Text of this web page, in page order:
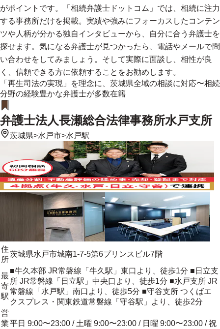
がポイントです。「相続弁護士ドットコム」では、相続に注力
する事務所だけを掲載。実績や強みにフォーカスしたコンテン
ツや人柄が分かる独自インタビューから、自分に合う弁護士を
探せます。気になる弁護士が見つかったら、電話やメールで問
い合わせをしてみましょう。そして実際に面談し、相性が良
く、信頼できる方に依頼することをお勧めします。
「再生司法の実現」を理念に、茨城県全域の相談に対応〜相続
分野の経験豊かな弁護士が多数在籍
弁護士法人長瀬総合法律事務所水戸支所
茨城県>水戸市>水戸駅
住
所
茨城県水戸市城南1-7-5第6プリンスビル7階
最
寄
駅
■牛久本部 JR常磐線「牛久駅」東口より、徒歩1分 ■日立支
所 JR常磐線「日立駅」中央口より、徒歩1分 ■水戸支所 JR
常磐線「水戸駅」南口より、徒歩5分 ■守谷支所 つくばエ
クスプレス・関東鉄道常磐線「守谷駅」より、徒歩2分
営
業平日 9:00〜23:00 / 土曜 9:00〜23:00 / 日曜 9:00〜23:00 / 祝